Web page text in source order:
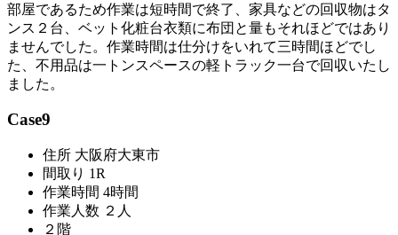
部屋であるため作業は短時間で終了、家具などの回収物はタ
ンス２台、ベット化粧台衣類に布団と量もそれほどではあり
ませんでした。作業時間は仕分けをいれて三時間ほどでし
た、不用品は一トンスペースの軽トラック一台で回収いたし
ました。
Case9
住所 大阪府大東市
間取り 1R
作業時間 4時間
作業人数 ２人
２階